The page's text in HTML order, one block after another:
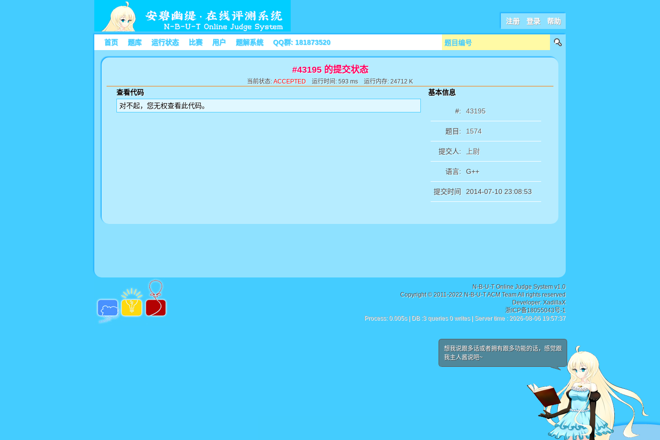
注册 登录 帮助
首页 题库 运行状态 比赛 用户 题解系统 QQ群: 181873520
#43195 的提交状态
当前状态: ACCEPTED 运行时间: 593 ms 运行内存: 24712 K
查看代码
对不起，您无权查看此代码。
基本信息
#: 43195
题目: 1574
提交人: 上尉
语言: G++
提交时间 2014-07-10 23:08:53
N-B-U-T Online Judge System v1.0
Copyright © 2011-2022 N-B-U-T ACM Team All rights reserved
Developer:XadillaX
浙ICP备18055043号-1
Process: 0.005s | DB :3 queries 0 writes | Server time : 2026-08-06 19:57:37
想我说跟多话或者拥有跟多功能的话，感觉跟
我主人酱说吧~